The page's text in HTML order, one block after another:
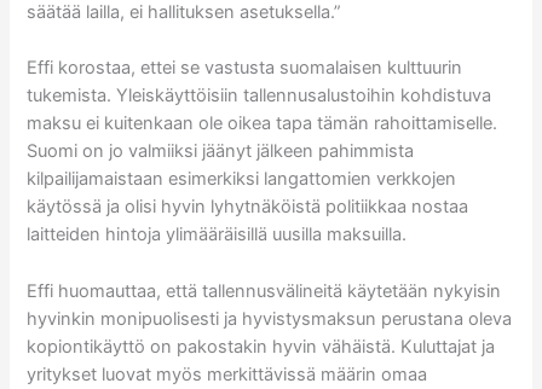
säätää lailla, ei hallituksen asetuksella.”
Effi korostaa, ettei se vastusta suomalaisen kulttuurin
tukemista. Yleiskäyttöisiin tallennusalustoihin kohdistuva
maksu ei kuitenkaan ole oikea tapa tämän rahoittamiselle.
Suomi on jo valmiiksi jäänyt jälkeen pahimmista
kilpailijamaistaan esimerkiksi langattomien verkkojen
käytössä ja olisi hyvin lyhytnäköistä politiikkaa nostaa
laitteiden hintoja ylimääräisillä uusilla maksuilla.
Effi huomauttaa, että tallennusvälineitä käytetään nykyisin
hyvinkin monipuolisesti ja hyvistysmaksun perustana oleva
kopiontikäyttö on pakostakin hyvin vähäistä. Kuluttajat ja
yritykset luovat myös merkittävissä määrin omaa